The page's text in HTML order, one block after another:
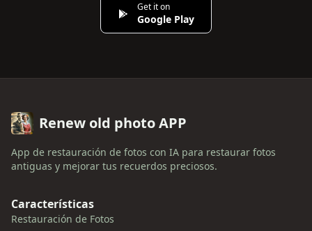
Get it on
Google Play
Renew old photo APP
App de restauración de fotos con IA para restaurar fotos
antiguas y mejorar tus recuerdos preciosos.
Características
Restauración de Fotos